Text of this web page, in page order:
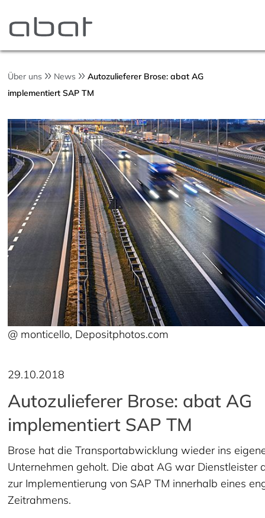
Über uns News
Autozulieferer Brose: abat AG
implementiert SAP TM
@ monticello, Depositphotos.com
29.10.2018
Autozulieferer Brose: abat AG
implementiert SAP TM
Brose hat die Transportabwicklung wieder ins
Unternehmen geholt. Die abat AG war Dienstleister
zur Implementierung von SAP TM innerhalb eines
Zeitrahmens.